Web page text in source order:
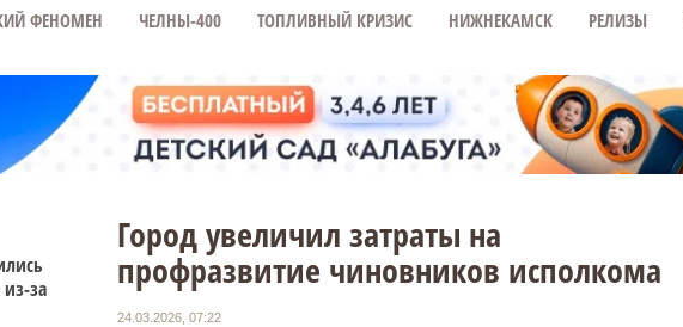
ФЕНОМЕН ЧЕЛНЫ-400 ТОПЛИВНЫЙ КРИЗИС НИЖНЕКАМСК РЕЛИЗЫ
за
Город увеличил затраты на
профразвитие чиновников исполкома
24.03.2026, 07:22